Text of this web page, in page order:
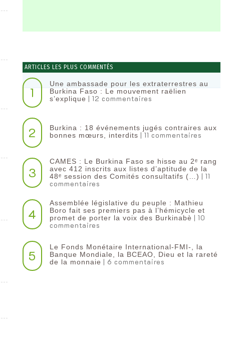
ARTICLES LES PLUS COMMENTÉS
1
Une ambassade pour les extraterrestres au
Burkina Faso : Le mouvement raëlien
s’explique | 12 commentaires
2
Burkina : 18 événements jugés contraires aux
bonnes mœurs, interdits | 11 commentaires
3
CAMES : Le Burkina Faso se hisse au 2ᵉ rang
avec 412 inscrits aux listes d’aptitude de la
48ᵉ session des Comités consultatifs (…) | 11
commentaires
4
Assemblée législative du peuple : Mathieu
Boro fait ses premiers pas à l’hémicycle et
promet de porter la voix des Burkinabè | 10
commentaires
5
Le Fonds Monétaire International-FMI-, la
Banque Mondiale, la BCEAO, Dieu et la rareté
de la monnaie | 6 commentaires